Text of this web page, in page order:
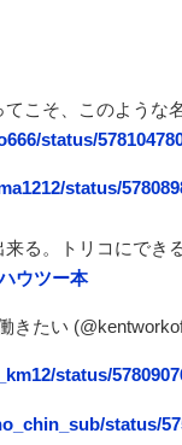
こそ、このような
status/
status/
る。トリコにでき
ウツー本
きたい
status/
status/